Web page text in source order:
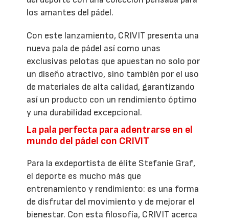
los amantes del pádel.
Con este lanzamiento, CRIVIT presenta una
nueva pala de pádel así como unas
exclusivas pelotas que apuestan no solo por
un diseño atractivo, sino también por el uso
de materiales de alta calidad, garantizando
así un producto con un rendimiento óptimo
y una durabilidad excepcional.
La pala perfecta para adentrarse en el
mundo del pádel con CRIVIT
Para la exdeportista de élite Stefanie Graf,
el deporte es mucho más que
entrenamiento y rendimiento: es una forma
de disfrutar del movimiento y de mejorar el
bienestar. Con esta filosofía, CRIVIT acerca